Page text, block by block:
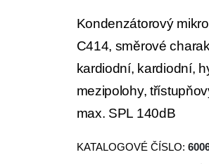
Kondenzátorový
C414, směrové
kardiodní, kardiodní,
mezipolohy,
max. SPL 140dB
KATALOGOVÉ ČÍSLO: